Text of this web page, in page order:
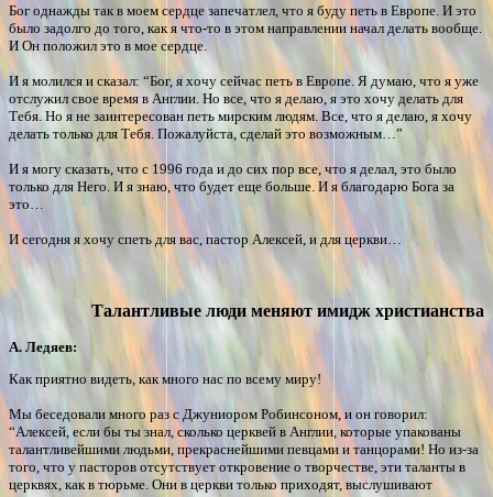
Бог однажды так в моем сердце запечатлел, что я буду петь в Европе. И это
было задолго до того, как я что-то в этом направлении начал делать вообще.
И Он положил это в мое сердце.
И я молился и сказал: “Бог, я хочу сейчас петь в Европе. Я думаю, что я уже
отслужил свое время в Англии. Но все, что я делаю, я это хочу делать для
Тебя. Но я не заинтересован петь мирским людям. Все, что я делаю, я хочу
делать только для Тебя. Пожалуйста, сделай это возможным…”
И я могу сказать, что с 1996 года и до сих пор все, что я делал, это было
только для Него. И я знаю, что будет еще больше. И я благодарю Бога за
это…
И сегодня я хочу спеть для вас, пастор Алексей, и для церкви…
Талантливые люди меняют имидж христианства
А. Ледяев:
Как приятно видеть, как много нас по всему миру!
Мы беседовали много раз с Джуниором Робинсоном, и он говорил:
“Алексей, если бы ты знал, сколько церквей в Англии, которые упакованы
талантливейшими людьми, прекраснейшими певцами и танцорами! Но из-за
того, что у пасторов отсутствует откровение о творчестве, эти таланты в
церквях, как в тюрьме. Они в церкви только приходят, выслушивают